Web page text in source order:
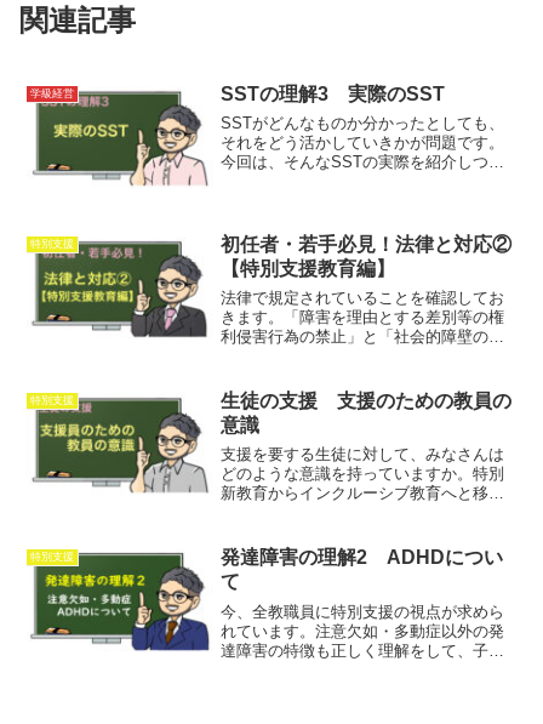
関連記事
学級経営 SSTの理解3 実際のSST
SSTがどんなものか分かったとしても、
それをどう活かしていきかが問題です。
今回は、そんなSSTの実際を紹介しつ
特別支援
初任者・若手必見！法律と対応②
【特別支援教育編】
法律で規定されていることを確認してお
きます。「障害を理由とする差別等の権
利侵害行為の禁止」と「社会的障壁の除
ん」「合理的配慮しなきゃいけません」
ということです。もう少し掘り下げてみ
ましょう。
特別支援
生徒の支援 支援のための教員の
意識
支援を要する生徒に対して、みなさんは
どのような意識を持っていますか。特別
新教育からインクルーシブ教育へと移り
す。今回は、支援のための教員の意識
は、どのようにするべきであるか、一緒
に考えていきましょう。
特別支援
発達障害の理解2 ADHDについ
て
今、全教職員に特別支援の視点が求めら
れています。注意欠如・多動症以外の発
達障害の特徴も正しく理解をして、子ど